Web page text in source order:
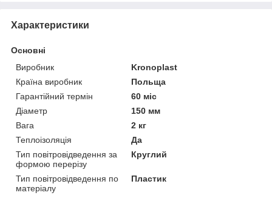
Характеристики
Основні
Виробник
Kronoplast
Країна виробник
Польща
Гарантійний термін
60 міс
Діаметр
150 мм
Вага
2 кг
Теплоізоляція
Да
Тип повітровідведення за
формою перерізу
Круглий
Тип повітровідведення по
матеріалу
Пластик